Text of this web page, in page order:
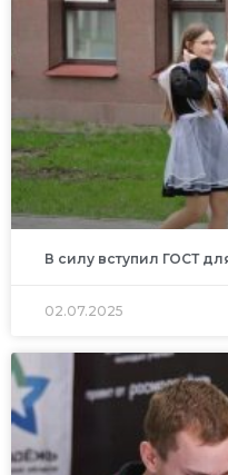
В силу вступил ГОСТ
02.07.2025